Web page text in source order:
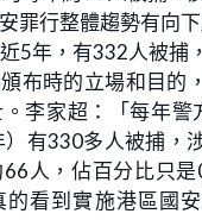
:
2
4
.
7
9
罪行整體趨勢有向下
5年，有332人被捕
布時的立場和目的
李家超：「每年警
有330多人被捕，
人，佔百分比只是
的看到實施港區國